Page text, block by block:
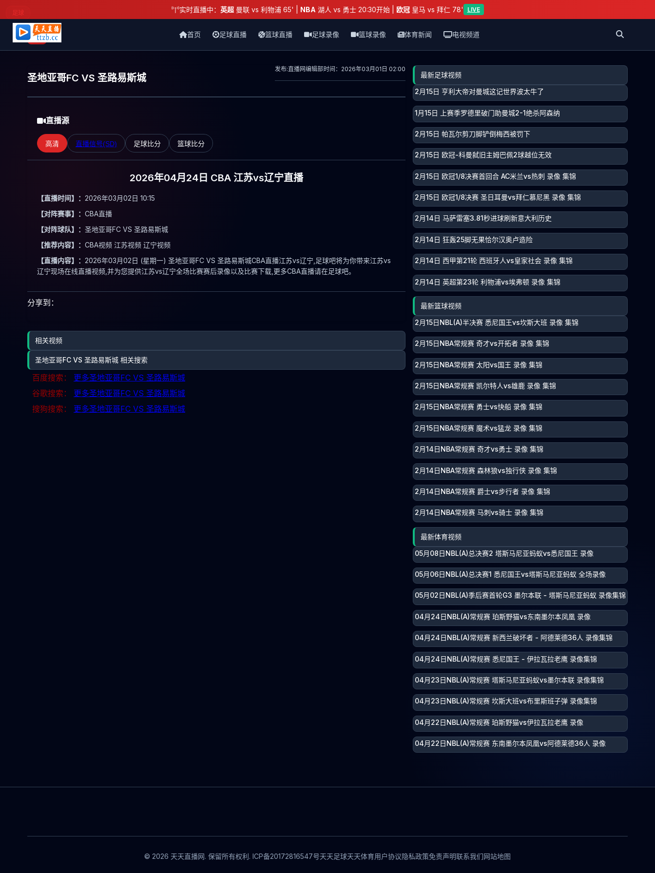
实时直播中： 英超曼联 vs 利物浦 65' | NBA 湖人 vs 勇士 20:30开始 | 欧冠皇马 vs 拜仁 78' LIVE
天天直播网
首页 足球直播 篮球直播 足球录像 篮球录像 体育新闻 电视频道
圣地亚哥FC VS 圣路易斯城
发布:直播网编辑部时间：2026年03月01日 02:00
足球
直播源
高清 直播信号(SD) 足球比分 篮球比分
2026年04月24日 CBA 江苏vs辽宁直播
【直播时间】： 2026年03月02日 10:15
【对阵赛事】： CBA直播
【对阵球队】： 圣地亚哥FC VS 圣路易斯城
【推荐内容】： CBA视频 江苏视频 辽宁视频
【直播内容】： 2026年03月02日 (星期一) 圣地亚哥FC VS 圣路易斯城CBA直播江苏vs辽宁,足球吧将为你带来江苏vs
辽宁现场在线直播视频,并为您提供江苏vs辽宁全场比赛赛后录像以及比赛下载,更多CBA直播请在足球吧。
分享到：
相关视频
圣地亚哥FC VS 圣路易斯城 相关搜索
百度搜索：
更多圣地亚哥FC VS 圣路易斯城
谷歌搜索：
更多圣地亚哥FC VS 圣路易斯城
搜狗搜索：
更多圣地亚哥FC VS 圣路易斯城
最新足球视频
2月15日 亨利大帝对曼城这记世界波太牛了
1月15日 上赛季罗德里破门助曼城2-1绝杀阿森纳
2月15日 帕瓦尔剪刀脚铲倒梅西被罚下
2月15日 欧冠-科曼弑旧主姆巴佩2球越位无效
2月15日 欧冠1/8决赛首回合 AC米兰vs热刺 录像 集锦
2月15日 欧冠1/8决赛 圣日耳曼vs拜仁慕尼黑 录像 集锦
2月14日 马萨雷塞3.81秒进球刷新意大利历史
2月14日 狂轰25脚无果恰尔汉奥卢造险
2月14日 西甲第21轮 西班牙人vs皇家社会 录像 集锦
2月14日 英超第23轮 利物浦vs埃弗顿 录像 集锦
最新篮球视频
2月15日NBL(A)半决赛 悉尼国王vs坎斯大班 录像 集锦
2月15日NBA常规赛 奇才vs开拓者 录像 集锦
2月15日NBA常规赛 太阳vs国王 录像 集锦
2月15日NBA常规赛 凯尔特人vs雄鹿 录像 集锦
2月15日NBA常规赛 勇士vs快船 录像 集锦
2月15日NBA常规赛 魔术vs猛龙 录像 集锦
2月14日NBA常规赛 奇才vs勇士 录像 集锦
2月14日NBA常规赛 森林狼vs独行侠 录像 集锦
2月14日NBA常规赛 爵士vs步行者 录像 集锦
2月14日NBA常规赛 马刺vs骑士 录像 集锦
最新体育视频
05月08日NBL(A)总决赛2 塔斯马尼亚蚂蚁vs悉尼国王 录像
05月06日NBL(A)总决赛1 悉尼国王vs塔斯马尼亚蚂蚁 全场录像
05月02日NBL(A)季后赛首轮G3 墨尔本联 - 塔斯马尼亚蚂蚁 录像集锦
04月24日NBL(A)常规赛 珀斯野猫vs东南墨尔本凤凰 录像
04月24日NBL(A)常规赛 新西兰破坏者 - 阿德莱德36人 录像集锦
04月24日NBL(A)常规赛 悉尼国王 - 伊拉瓦拉老鹰 录像集锦
04月23日NBL(A)常规赛 塔斯马尼亚蚂蚁vs墨尔本联 录像集锦
04月23日NBL(A)常规赛 坎斯大班vs布里斯班子弹 录像集锦
04月22日NBL(A)常规赛 珀斯野猫vs伊拉瓦拉老鹰 录像
04月22日NBL(A)常规赛 东南墨尔本凤凰vs阿德莱德36人 录像
© 2026 天天直播网. 保留所有权利. ICP备20172816547号天天足球天天体育用户协议隐私政策免责声明联系我们网站地图